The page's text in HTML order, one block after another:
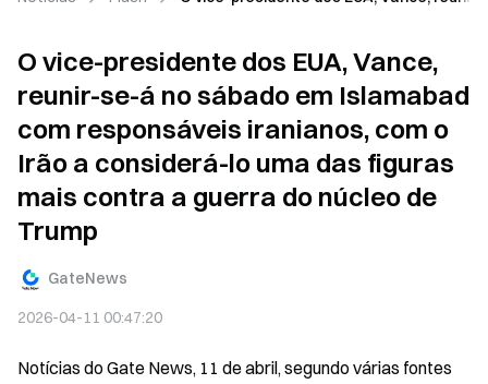
O vice-presidente dos EUA, Vance,
reunir-se-á no sábado em Islamabad
com responsáveis iranianos, com o
Irão a considerá-lo uma das figuras
mais contra a guerra do núcleo de
Trump
GateNews
2026-04-11 00:47:20
Notícias do Gate News, 11 de abril, segundo várias fontes